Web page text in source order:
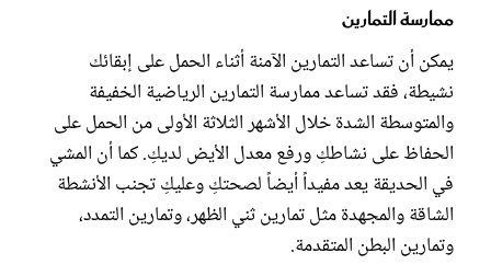
ممارسة التمارين
يمكن أن تساعد التمارين الآمنة أثناء الحمل على إبقائك
نشيطة، فقد تساعد ممارسة التمارين الرياضية الخفيفة
والمتوسطة الشدة خلال الأشهر الثلاثة الأولى من الحمل على
الحفاظ على نشاطكِ ورفع معدل الأيض لديكِ. كما أن المشي
في الحديقة يعد مفيداً أيضاً لصحتكِ وعليكِ تجنب الأنشطة
الشاقة والمجهدة مثل تمارين ثني الظهر، وتمارين التمدد،
وتمارين البطن المتقدمة.